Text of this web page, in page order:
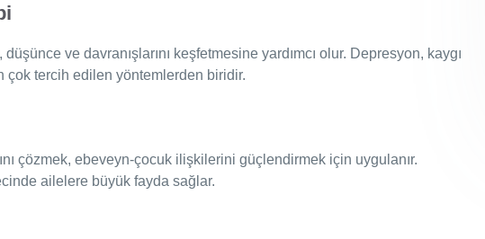
düşünce ve davranışlarını keşfetmesine yardımcı olur. Depresyon, kaygı
çok tercih edilen yöntemlerden biridir.
çözmek, ebeveyn-çocuk ilişkilerini güçlendirmek için uygulanır.
ailelere büyük fayda sağlar.